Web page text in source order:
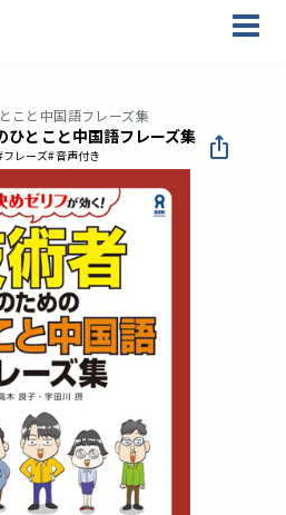
こと中国語フレーズ集
ひとこと中国語フレーズ集
フレーズ#音声付き